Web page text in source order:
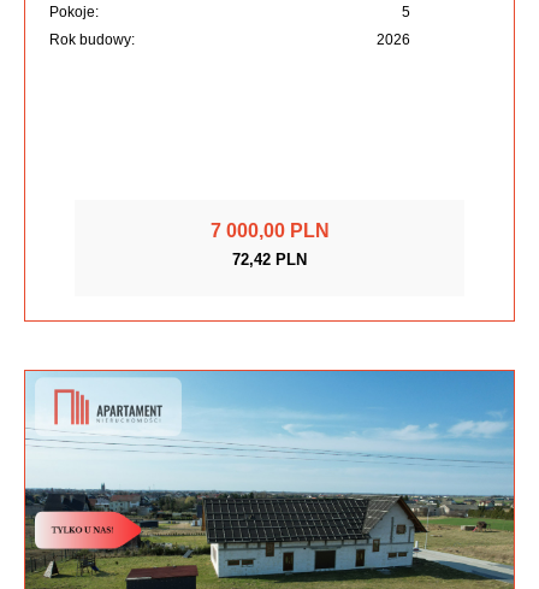
Pokoje:
5
Rok budowy:
2026
7 000,00 PLN
72,42 PLN